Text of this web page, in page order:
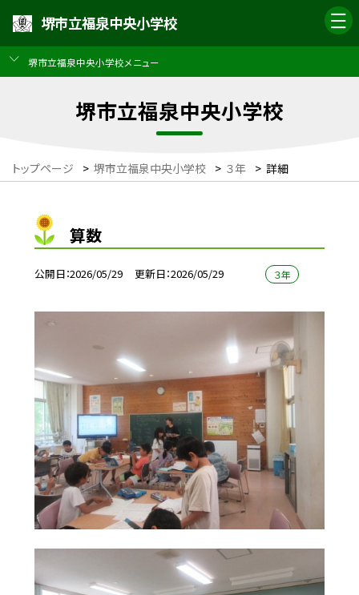
堺市立福泉中央小学校
堺市立福泉中央小学校メニュー
堺市立福泉中央小学校
トップページ > 堺市立福泉中央小学校 > ３年 > 詳細
算数
公開日 2026/05/29 更新日 2026/05/29 ３年